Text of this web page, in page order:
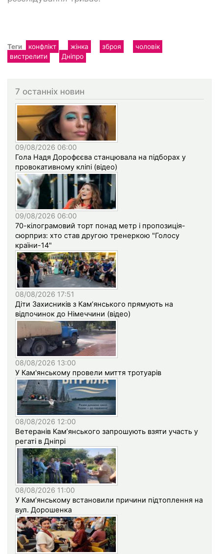
Теги конфлікт жінка зброя
чоловік
вистрелити
Дніпро
7 останніх новин
09/08/2026 06:00
Гола Надя Дорофєєва станцювала на підборах у
провокативному кліпі (відео)
09/08/2026 06:00
70-кілограмовий торт понад метр і пропозиція-
сюрприз: хто став другою тренеркою "Голосу
країни-14"
08/08/2026 17:51
Діти Захисників з Кам’янського прямують на
відпочинок до Німеччини (відео)
08/08/2026 13:00
У Кам'янському провели миття тротуарів
08/08/2026 12:00
Ветеранів Кам’янського запрошують взяти участь у
регаті в Дніпрі
08/08/2026 11:00
У Кам’янському встановили причини підтоплення на
вул. Дорошенка